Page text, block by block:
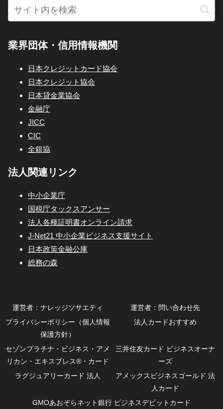
業界団体・信用情報機関
日本クレジットカード協会
日本クレジット協会
日本貸金業協会
金融庁
JICC
CIC
全銀協
法人関連リンク
中小企業庁
国税庁タックスアンサー
法人各種証明書オンライン請求
J-Net21 中小企業ビジネス支援サイト
日本政策金融公庫
総務の森
運営者：ナレッジソサエティ
運営者：問い合わせ先
プライバシーポリシー（個人情報
保護方針）
法人カードおすすめ
セゾンプラチナ・ビジネス・アメ
リカン・エキスプレス®・カード
三井住友カード ビジネスオーナ
ーズ
ラグジュアリーカード 法人
アメックスビジネスゴールド 法
人カード
GMOあおぞらネット銀行 ビジネスデビットカード